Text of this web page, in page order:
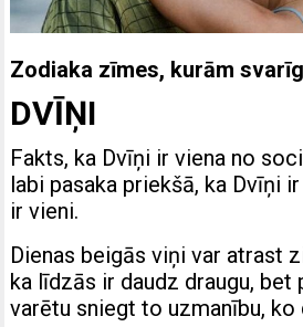
Zodiaka zīmes, kurām
DVĪŅI
Fakts, ka Dvīņi ir viena no
labi pasaka priekšā, ka Dvīņi
ir vieni.
Dienas beigās viņi var atrast
ka līdzās ir daudz draugu, bet
varētu sniegt to uzmanību, ko